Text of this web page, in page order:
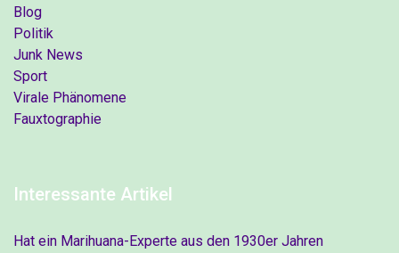
Blog
Politik
Junk News
Sport
Virale Phänomene
Fauxtographie
Interessante Artikel
Hat ein Marihuana-Experte aus den 1930er Jahren